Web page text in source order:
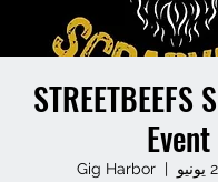
STREETBEEFS
Event
  |
Gig Harbor